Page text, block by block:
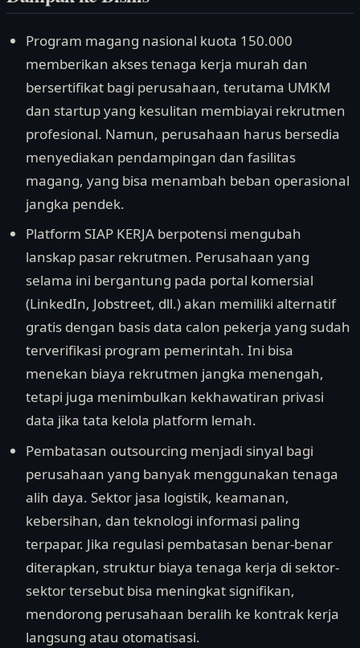
Program magang nasional kuota 150.000
memberikan akses tenaga kerja murah dan
bersertifikat bagi perusahaan, terutama UMKM
dan startup yang kesulitan membiayai rekrutmen
profesional. Namun, perusahaan harus bersedia
menyediakan pendampingan dan fasilitas
magang, yang bisa menambah beban operasional
jangka pendek.
Platform SIAP KERJA berpotensi mengubah
lanskap pasar rekrutmen. Perusahaan yang
selama ini bergantung pada portal komersial
(LinkedIn, Jobstreet, dll.) akan memiliki alternatif
gratis dengan basis data calon pekerja yang sudah
terverifikasi program pemerintah. Ini bisa
menekan biaya rekrutmen jangka menengah,
tetapi juga menimbulkan kekhawatiran privasi
data jika tata kelola platform lemah.
Pembatasan outsourcing menjadi sinyal bagi
perusahaan yang banyak menggunakan tenaga
alih daya. Sektor jasa logistik, keamanan,
kebersihan, dan teknologi informasi paling
terpapar. Jika regulasi pembatasan benar-benar
diterapkan, struktur biaya tenaga kerja di sektor-
sektor tersebut bisa meningkat signifikan,
mendorong perusahaan beralih ke kontrak kerja
langsung atau otomatisasi.